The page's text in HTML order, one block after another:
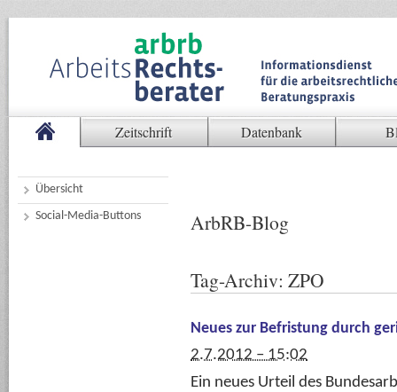
Zeitschrift Datenbank
Übersicht
Social-Media-Buttons
ArbRB-Blog
Tag-Archiv: ZPO
Neues zur Befristung durch
2.7.2012 – 15:02
Ein neues Urteil des